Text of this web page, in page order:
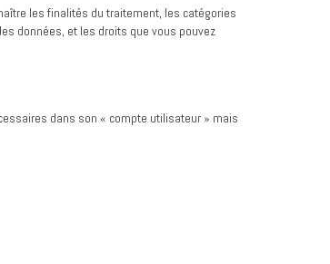
les finalités du traitement, les catégories
données, et les droits que vous pouvez
dans son « compte utilisateur » mais